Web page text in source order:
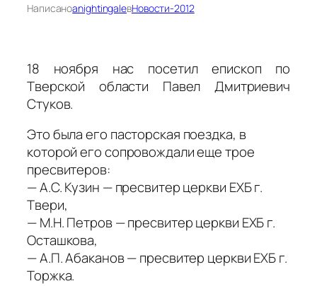
НаписаноanightingaleвНовости-2012
18 ноября нас посетил епископ по
Тверской области Павел Дмитриевич
Стуков.
Это была его пасторская поездка, в
которой его сопровождали еще трое
пресвитеров:
— А.С. Кузин — пресвитер церкви ЕХБ г.
Твери,
— М.Н. Петров — пресвитер церкви ЕХБ г.
Осташкова,
— А.П. Абаканов — пресвитер церкви ЕХБ г.
Торжка.